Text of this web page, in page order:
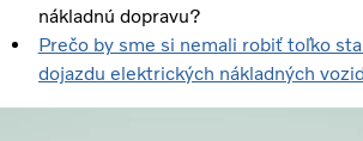
nákladnú dopravu?
Prečo by sme si nemali robiť toľko
dojazdu elektrických nákladných